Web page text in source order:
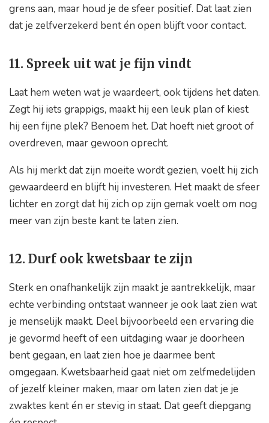
grens aan, maar houd je de sfeer positief. Dat laat zien
dat je zelfverzekerd bent én open blijft voor contact.
11. Spreek uit wat je fijn vindt
Laat hem weten wat je waardeert, ook tijdens het daten.
Zegt hij iets grappigs, maakt hij een leuk plan of kiest
hij een fijne plek? Benoem het. Dat hoeft niet groot of
overdreven, maar gewoon oprecht.
Als hij merkt dat zijn moeite wordt gezien, voelt hij zich
gewaardeerd en blijft hij investeren. Het maakt de sfeer
lichter en zorgt dat hij zich op zijn gemak voelt om nog
meer van zijn beste kant te laten zien.
12. Durf ook kwetsbaar te zijn
Sterk en onafhankelijk zijn maakt je aantrekkelijk, maar
echte verbinding ontstaat wanneer je ook laat zien wat
je menselijk maakt. Deel bijvoorbeeld een ervaring die
je gevormd heeft of een uitdaging waar je doorheen
bent gegaan, en laat zien hoe je daarmee bent
omgegaan. Kwetsbaarheid gaat niet om zelfmedelijden
of jezelf kleiner maken, maar om laten zien dat je je
zwaktes kent én er stevig in staat. Dat geeft diepgang